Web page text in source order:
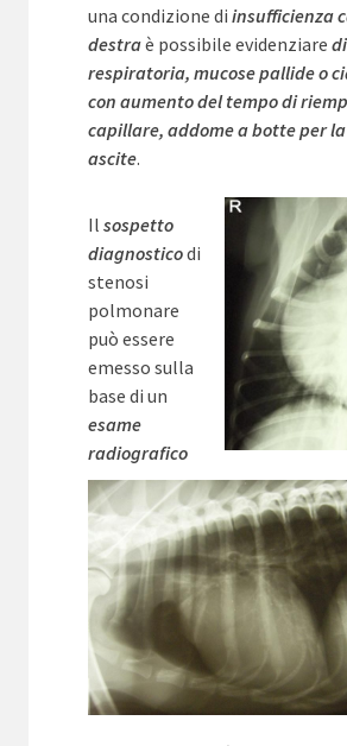
una condizione di insufficienza
destraè possibile evidenziare
respiratoria, mucose pallide o
con aumento del tempo di
capillare, addome a botte per
ascite.
Il sospetto
diagnosticodi
stenosi
polmonare
può essere
emesso sulla
base di un
esame
radiografico